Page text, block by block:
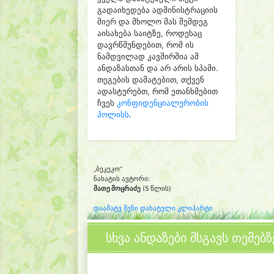
გადაიხედება ადმინისტრაციის
მიერ და მხოლო მას შემდეგ
აისახება საიტზე, როდესაც
დავრწმუნდებით, რომ ის
ნამდვილად კავშირშია ამ
ანდაზასთან და არ არის სპამი.
თეგების დამატებით, თქვენ
ადასტურებთ, რომ ეთანხმებით
ჩვეს კონფიდენციალურობის
პოლისს.
„ბეკეკო“
ნახატის ავტორი:
მათე მოცრაძე (5 წლის)
დაამატე შენი დახატული კლიპარტი
სხვა ანდაზები მსგავს